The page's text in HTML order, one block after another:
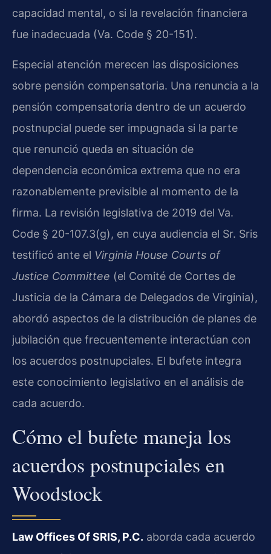
capacidad mental, o si la revelación financiera
fue inadecuada (Va. Code § 20-151).
Especial atención merecen las disposiciones
sobre pensión compensatoria. Una renuncia a la
pensión compensatoria dentro de un acuerdo
postnupcial puede ser impugnada si la parte
que renunció queda en situación de
dependencia económica extrema que no era
razonablemente previsible al momento de la
firma. La revisión legislativa de 2019 del Va.
Code § 20-107.3(g), en cuya audiencia el Sr. Sris
testificó ante el Virginia House Courts of
Justice Committee (el Comité de Cortes de
Justicia de la Cámara de Delegados de Virginia),
abordó aspectos de la distribución de planes de
jubilación que frecuentemente interactúan con
los acuerdos postnupciales. El bufete integra
este conocimiento legislativo en el análisis de
cada acuerdo.
Cómo el bufete maneja los
acuerdos postnupciales en
Woodstock
Law Offices Of SRIS, P.C. aborda cada acuerdo